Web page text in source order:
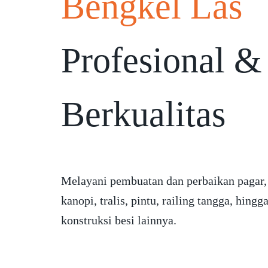
Profesional &
Berkualitas
Melayani pembuatan dan perbaikan pagar,
kanopi, tralis, pintu, railing tangga, hingga
konstruksi besi lainnya.